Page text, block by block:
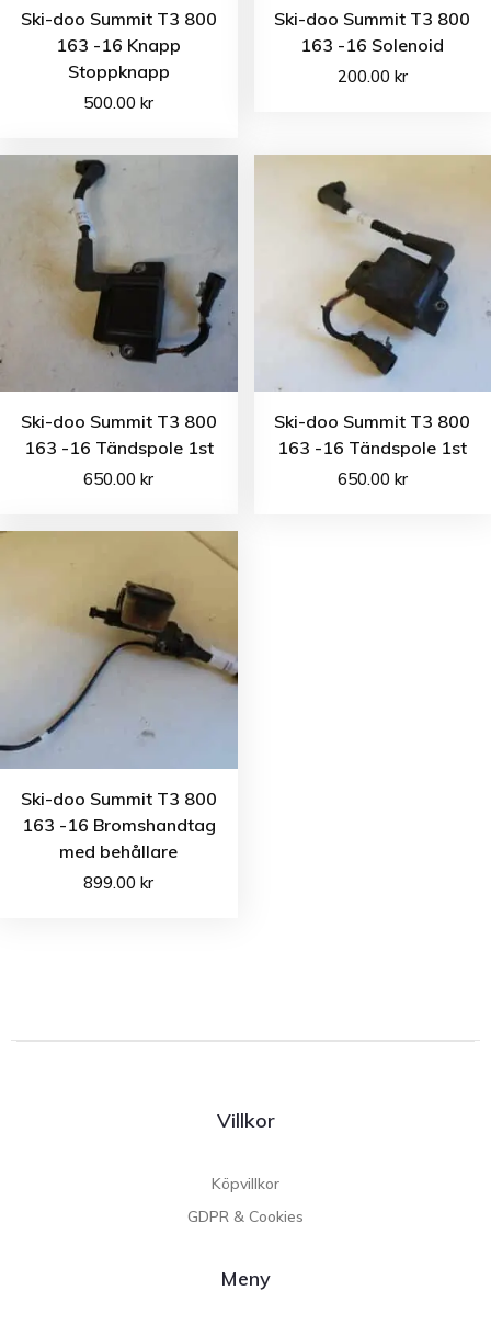
Ski-doo Summit T3 800
163 -16 Knapp
Stoppknapp
500.00kr
Ski-doo Summit T3 800
163 -16 Solenoid
200.00 kr
Ski-doo Summit T3 800
163 -16 Tändspole 1st
650.00kr
Ski-doo Summit T3 800
163 -16 Tändspole 1st
650.00 kr
Ski-doo Summit T3 800
163 -16 Bromshandtag
med behållare
899.00kr
Villkor
Köpvillkor
GDPR & Cookies
Meny